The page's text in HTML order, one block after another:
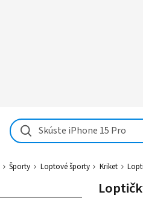
Skúste iPhone 15 Pro
Športy Loptové športy Kriket